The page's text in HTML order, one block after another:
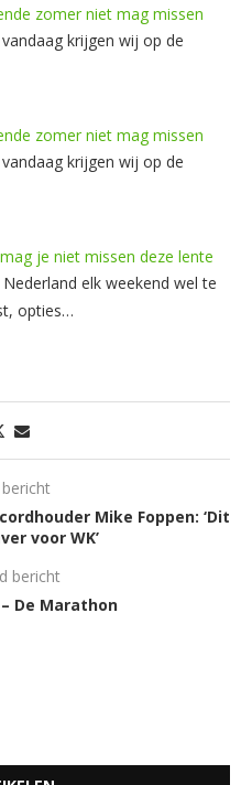
zomer niet mag missen
krijgen wij op de
zomer niet mag missen
krijgen wij op de
je niet missen deze lente
elk weekend wel te
opties…
Mike Foppen: ‘Dit
voor WK’
bericht
De Marathon